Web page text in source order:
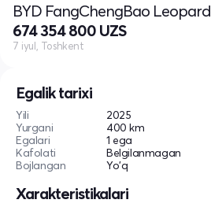
Egalik tarixi
Yili
2025
Yurgani
400 km
Egalari
1 ega
Kafolati
Belgilanmagan
Bojlangan
Yo'q
Xarakteristikalari
BYD FangChengBao
674 354 800 UZS
7 iyul, Toshkent